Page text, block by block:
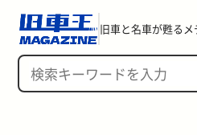
旧車と名車が甦るメ